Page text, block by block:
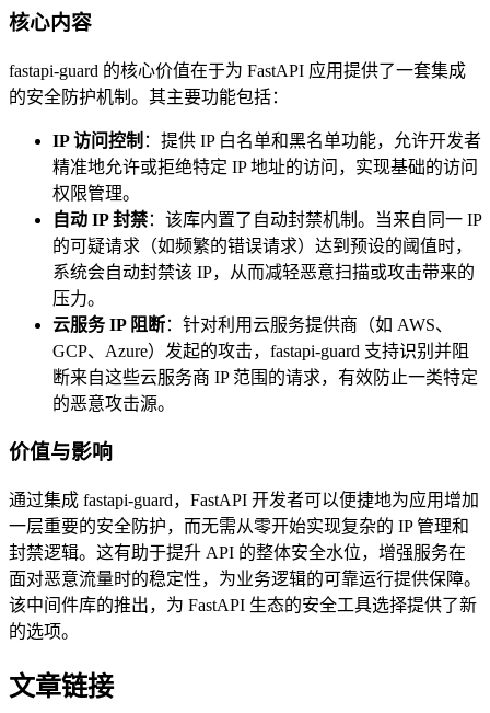
核心内容
fastapi-guard 的核心价值在于为 FastAPI 应用提供了一套集成
的安全防护机制。其主要功能包括：
IP 访问控制 ：提供 IP 白名单和黑名单功能，允许开发者
精准地允许或拒绝特定 IP 地址的访问，实现基础的访问
权限管理。
自动 IP 封禁：该库内置了自动封禁机制。当来自同一 IP
的可疑请求（如频繁的错误请求）达到预设的阈值时，
系统会自动封禁该 IP，从而减轻恶意扫描或攻击带来的
压力。
云服务 IP 阻断：针对利用云服务提供商（如 AWS、
GCP、Azure）发起的攻击，fastapi-guard 支持识别并阻
断来自这些云服务商 IP 范围的请求，有效防止一类特定
的恶意攻击源。
价值与影响
通过集成 fastapi-guard，FastAPI 开发者可以便捷地为应用增加
一层重要的安全防护，而无需从零开始实现复杂的 IP 管理和
封禁逻辑。这有助于提升 API 的整体安全水位，增强服务在
面对恶意流量时的稳定性，为业务逻辑的可靠运行提供保障。
该中间件库的推出，为 FastAPI 生态的安全工具选择提供了新
的选项。
文章链接